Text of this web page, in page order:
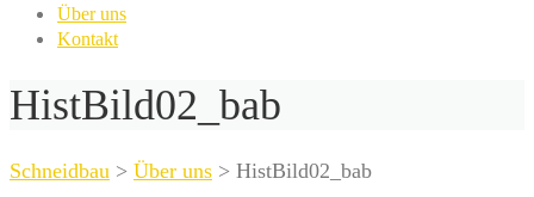
Über uns
Kontakt
HistBild02_bab
Schneidbau > Über uns > HistBild02_bab